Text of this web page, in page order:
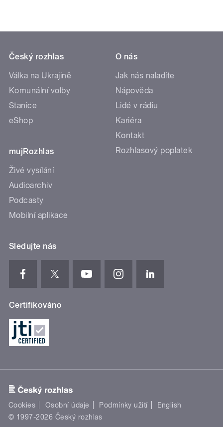
Český rozhlas
Válka na Ukrajině
Komunální volby
Stanice
eShop
mujRozhlas
Živé vysílání
Audioarchiv
Podcasty
Mobilní aplikace
O nás
Jak nás naladíte
Nápověda
Lidé v rádiu
Kariéra
Kontakt
Rozhlasový poplatek
Sledujte nás
Certifikováno
Cookies Osobní údaje Podmínky užití
English
© 1997-2026 Český rozhlas